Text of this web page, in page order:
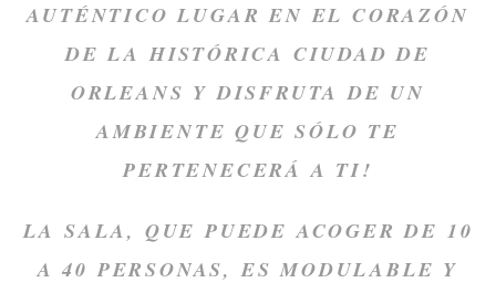
AUTÉNTICO LUGAR EN EL CORAZÓN
DE LA HISTÓRICA CIUDAD DE
ORLEANS Y DISFRUTA DE UN
AMBIENTE QUE SÓLO TE
PERTENECERÁ A TI!
LA SALA, QUE PUEDE ACOGER DE 10
A 40 PERSONAS, ES MODULABLE Y